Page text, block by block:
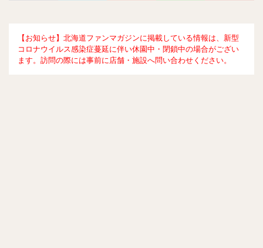
【お知らせ】北海道ファンマガジンに掲載している情報は、新型
コロナウイルス感染症蔓延に伴い休園中・閉鎖中の場合がござい
ます。訪問の際には事前に店舗・施設へ問い合わせください。